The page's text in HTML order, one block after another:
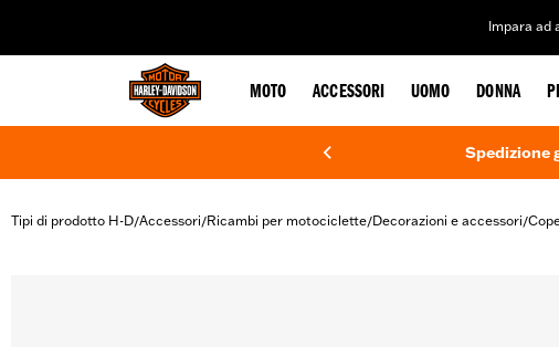
Impara ad
MOTO ACCESSORI UOMO DONNA
Spedizione
Tipi di prodotto H-D/Accessori/Ricambi per motociclette/Decorazioni e accessori/